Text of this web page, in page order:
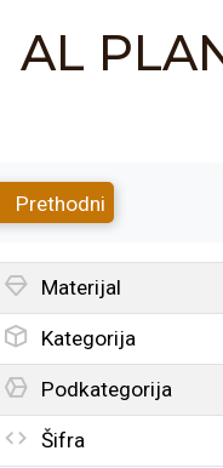
AL
Prethodni
Materijal
Kategorija
Podkategorija
Šifra